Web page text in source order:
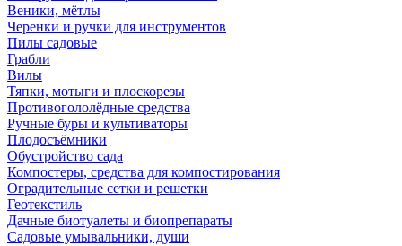
Веники, мётлы
Черенки и ручки для инструментов
Пилы садовые
Грабли
Вилы
Тяпки, мотыги и плоскорезы
Противогололёдные средства
Ручные буры и культиваторы
Плодосъёмники
Обустройство сада
Компостеры, средства для компостирования
Оградительные сетки и решетки
Геотекстиль
Дачные биотуалеты и биопрепараты
Садовые умывальники, души